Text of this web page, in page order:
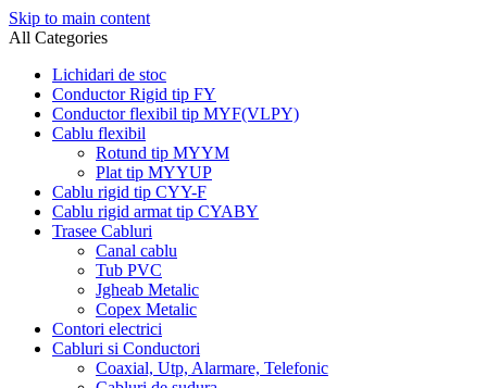
Skip to main content
All Categories
Lichidari de stoc
Conductor Rigid tip FY
Conductor flexibil tip MYF(VLPY)
Cablu flexibil
Rotund tip MYYM
Plat tip MYYUP
Cablu rigid tip CYY-F
Cablu rigid armat tip CYABY
Trasee Cabluri
Canal cablu
Tub PVC
Jgheab Metalic
Copex Metalic
Contori electrici
Cabluri si Conductori
Coaxial, Utp, Alarmare, Telefonic